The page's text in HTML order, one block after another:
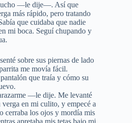
—le dije—. Así que
más rápido, pero tratando
que cuidaba que nadie
mi boca. Seguí chupando y
sobre sus piernas de lado
me movía fácil.
que traía y cómo su
—le dije. Me levanté
en mi culito, y empecé a
cerraba los ojos y mordía mis